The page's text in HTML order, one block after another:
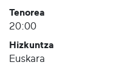
Tenorea
20:00
Hizkuntza
Euskara